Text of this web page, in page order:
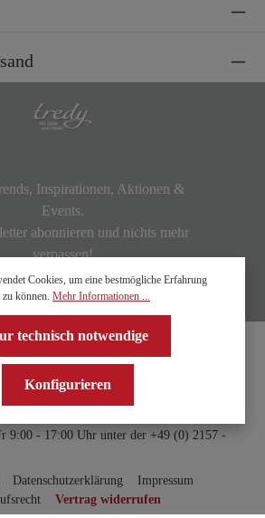
Inspirationen, Aktionen &
Events.
abonnieren und nichts mehr
verpassen!
9:00 - 17:00 Uhr unter der +49 (0) 2157 -
Datenschutzerklärung
Impressum
Vertrag widerrufen
Cookies, um eine bestmögliche Erfahrung
zu können. Mehr Informationen ...
technisch notwendige
Konfigurieren